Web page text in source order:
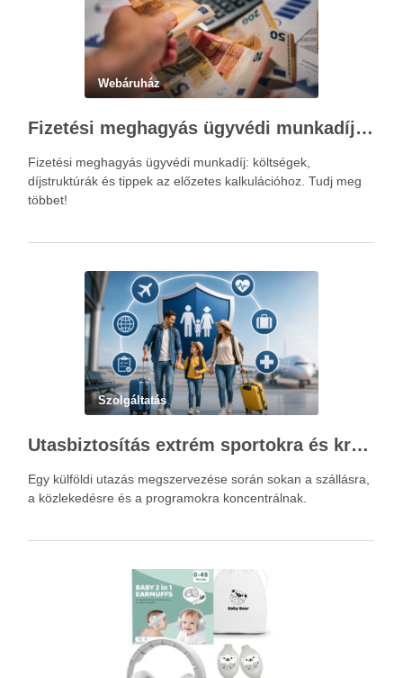
Webáruház
Fizetési meghagyás ügyvédi munkadíja: teljes költségvetési útmutató
Fizetési meghagyás ügyvédi munkadíj: költségek,
díjstruktúrák és tippek az előzetes kalkulációhoz. Tudj meg
többet!
Szolgáltatás
Utasbiztosítás extrém sportokra és krónikus betegségek esetén: mire figyelj utazás előtt?
Egy külföldi utazás megszervezése során sokan a szállásra,
a közlekedésre és a programokra koncentrálnak.